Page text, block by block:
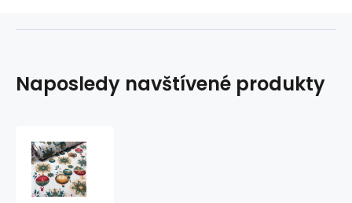
Naposledy navštívené produkty